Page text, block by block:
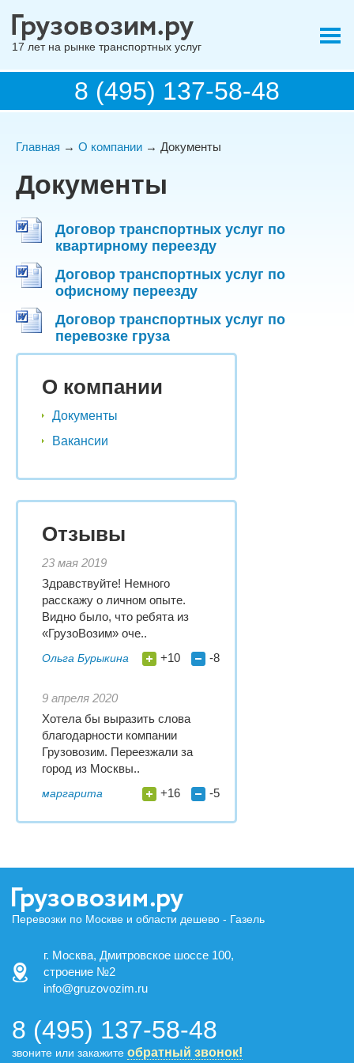
17 лет на рынке транспортных услуг
8 (495) 137-58-48
Главная → О компании → Документы
Документы
Договор транспортных услуг по
квартирному переезду
Договор транспортных услуг по
офисному переезду
Договор транспортных услуг по
перевозке груза
О компании
Документы
Вакансии
Отзывы
23 мая 2019
Здравствуйте! Немного
расскажу о личном опыте.
Видно было, что ребята из
«ГрузоВозим» оче..
Ольга Бурыкина +10 -8
9 апреля 2020
Хотела бы выразить слова
благодарности компании
Грузовозим. Переезжали за
город из Москвы..
маргарита +16 -5
Перевозки по Москве и области дешево - Газель
г. Москва, Дмитровское шоссе 100,
строение №2
info@gruzovozim.ru
8 (495) 137-58-48
звоните или закажите обратный звонок!